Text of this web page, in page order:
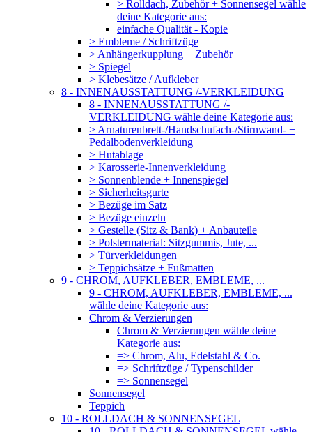
> Rolldach, Zubehör + Sonnensegel wähle
deine Kategorie aus:
einfache Qualität - Kopie
> Embleme / Schriftzüge
> Anhängerkupplung + Zubehör
> Spiegel
> Klebesätze / Aufkleber
8 - INNENAUSSTATTUNG /-VERKLEIDUNG
8 - INNENAUSSTATTUNG /-
VERKLEIDUNG wähle deine Kategorie aus:
> Arnaturenbrett-/Handschufach-/Stirnwand- +
Pedalbodenverkleidung
> Hutablage
> Karosserie-Innenverkleidung
> Sonnenblende + Innenspiegel
> Sicherheitsgurte
> Bezüge im Satz
> Bezüge einzeln
> Gestelle (Sitz & Bank) + Anbauteile
> Polstermaterial: Sitzgummis, Jute, ...
> Türverkleidungen
> Teppichsätze + Fußmatten
9 - CHROM, AUFKLEBER, EMBLEME, ...
9 - CHROM, AUFKLEBER, EMBLEME, ...
wähle deine Kategorie aus:
Chrom & Verzierungen
Chrom & Verzierungen wähle deine
Kategorie aus:
=> Chrom, Alu, Edelstahl & Co.
=> Schriftzüge / Typenschilder
=> Sonnensegel
Sonnensegel
Teppich
10 - ROLLDACH & SONNENSEGEL